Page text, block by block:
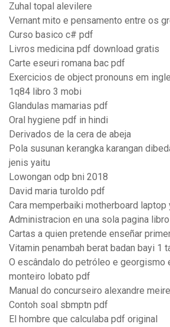
Zuhal topal alevilere
Vernant mito e pensamento entre os
Curso basico c# pdf
Livros medicina pdf download gratis
Carte eseuri romana bac pdf
Exercicios de object pronouns em
1q84 libro 3 mobi
Glandulas mamarias pdf
Oral hygiene pdf in hindi
Derivados de la cera de abeja
Pola susunan kerangka karangan
jenis yaitu
Lowongan odp bni 2018
David maria turoldo pdf
Cara memperbaiki motherboard laptop
Administracion en una sola pagina
Cartas a quien pretende enseñar
Vitamin penambah berat badan bayi 1
O escândalo do petróleo e georgismo
monteiro lobato pdf
Manual do concurseiro alexandre
Contoh soal sbmptn pdf
El hombre que calculaba pdf original